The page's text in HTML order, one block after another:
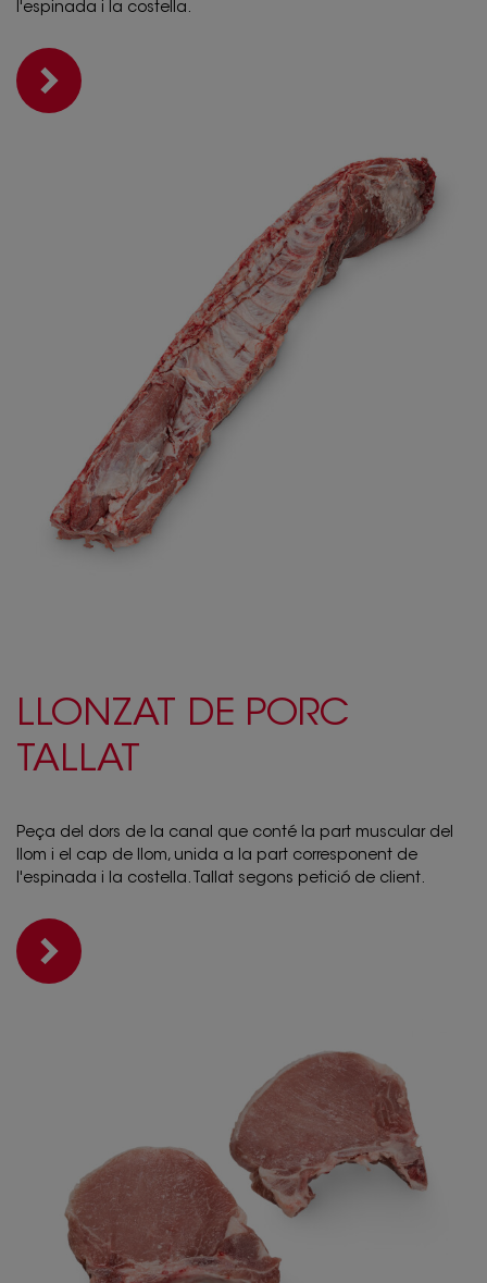
l'espinada i la costella.
LLONZAT DE PORC
TALLAT
Peça del dors de la canal que conté la part muscular del
llom i el cap de llom, unida a la part corresponent de
l'espinada i la costella. Tallat segons petició de client.